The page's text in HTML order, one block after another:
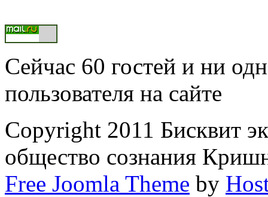
Сейчас 60 гостей и ни
пользователя на сайте
Copyright 2011 Бисквит
общество сознания
Free Joomla Theme by